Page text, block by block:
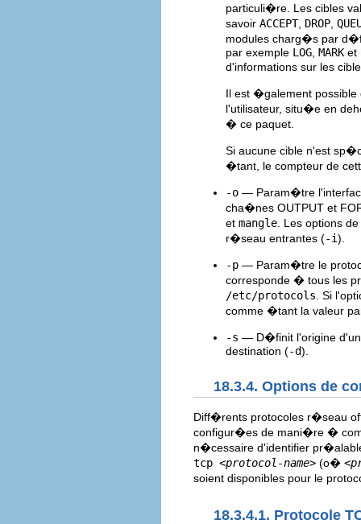
particuli�re. Les cibles
savoir ACCEPT, DROP
modules charg�s par
par exemple LOG MARK et
d'informations sur les
Il est �galement
l'utilisateur, situ�e en
� ce paquet.
Si aucune cible n'est
�tant, le compteur de
-o — Param�tre
cha�nes OUTPUT et
et mangle . Les options
r�seau entrantes (-i).
-p — Param�tre le
corresponde � tous les
/etc/protocols . Si
comme �tant la valeur
-s — D�finit l'origine d'un
destination (-d).
18.3.4. Options de
Diff�rents protocoles r�seau
configur�es de mani�re �
n�cessaire d'identifier
tcp <protocol-name> (o�
soient disponibles pour le
18.3.4.1. Protocole